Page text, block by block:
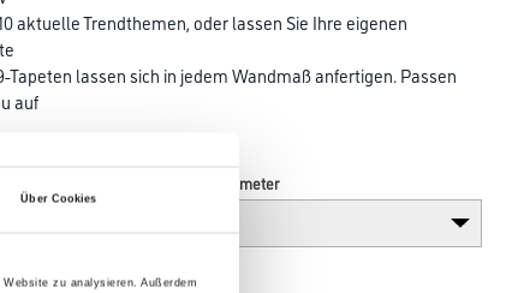
Über Cookies
zu analysieren. Außerdem
aktuelle Trendthemen, oder lassen Sie Ihre eigenen
lassen sich in jedem Wandmaß anfertigen. Passen
auf
Länge in centimeter
Gebinde